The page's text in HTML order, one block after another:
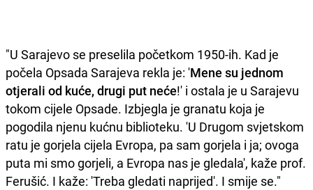
"U Sarajevo se preselila početkom 1950-ih. Kad je
počela Opsada Sarajeva rekla je: 'Mene su jednom
otjerali od kuće, drugi put neće!' i ostala je u Sarajevu
tokom cijele Opsade. Izbjegla je granatu koja je
pogodila njenu kućnu biblioteku. 'U Drugom svjetskom
ratu je gorjela cijela Evropa, pa sam gorjela i ja; ovoga
puta mi smo gorjeli, a Evropa nas je gledala', kaže prof.
Ferušić. I kaže: 'Treba gledati naprijed'. I smije se."